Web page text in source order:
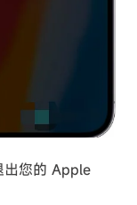
出您的 Apple